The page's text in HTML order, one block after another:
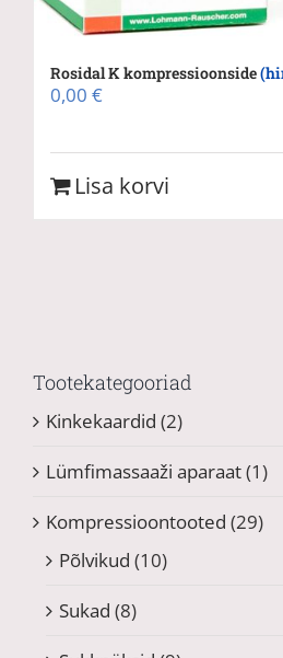
Rosidal K kompressioonside
0,00 €
Lisa korvi
Tootekategooriad
Kinkekaardid (2)
Lümfimassaaži aparaat(1)
Kompressioontooted (29)
Põlvikud (10)
Sukad (8)